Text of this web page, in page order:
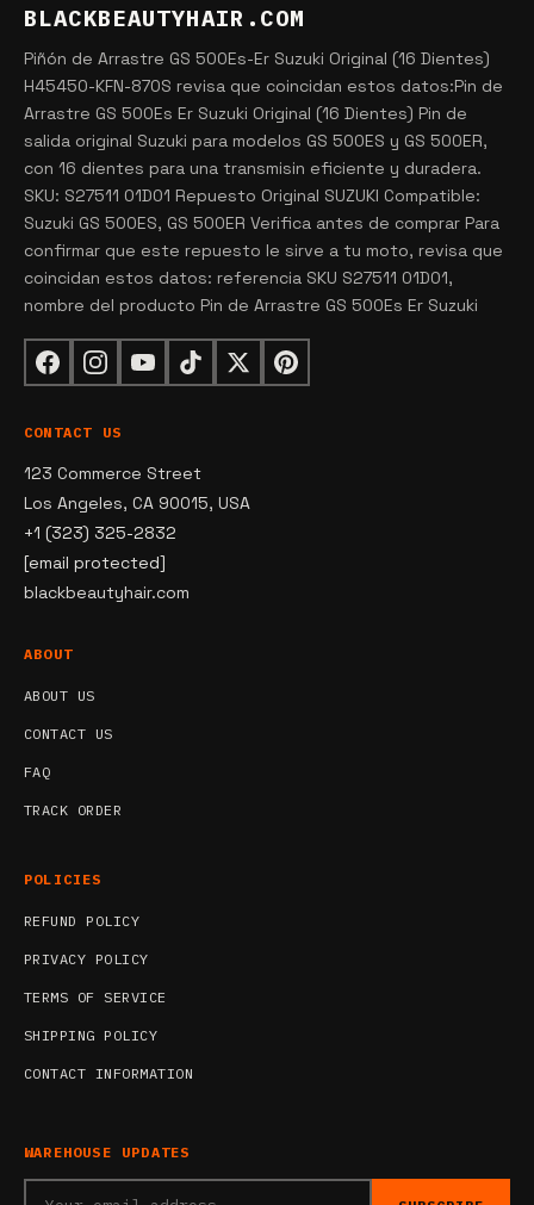
BLACKBEAUTYHAIR.COM
Piñón de Arrastre GS 500Es-Er Suzuki Original (16 Dientes)
H45450-KFN-870S revisa que coincidan estos datos:Pin de
Arrastre GS 500Es Er Suzuki Original (16 Dientes) Pin de
salida original Suzuki para modelos GS 500ES y GS 500ER,
con 16 dientes para una transmisin eficiente y duradera.
SKU: S27511 01D01 Repuesto Original SUZUKI Compatible:
Suzuki GS 500ES, GS 500ER Verifica antes de comprar Para
confirmar que este repuesto le sirve a tu moto, revisa que
coincidan estos datos: referencia SKU S27511 01D01,
nombre del producto Pin de Arrastre GS 500Es Er Suzuki
CONTACT US
123 Commerce Street
Los Angeles, CA 90015, USA
+1 (323) 325-2832
[email protected]
blackbeautyhair.com
ABOUT
ABOUT US
CONTACT US
FAQ
TRACK ORDER
POLICIES
REFUND POLICY
PRIVACY POLICY
TERMS OF SERVICE
SHIPPING POLICY
CONTACT INFORMATION
WAREHOUSE UPDATES